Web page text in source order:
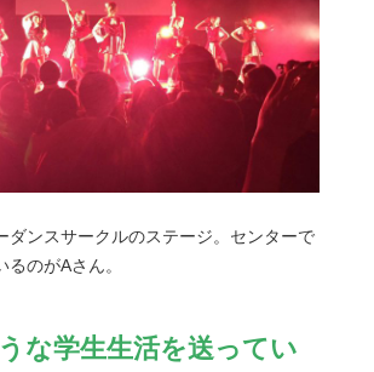
ダンスサークルのステージ。センターで
のがAさん。
な学生生活を送ってい